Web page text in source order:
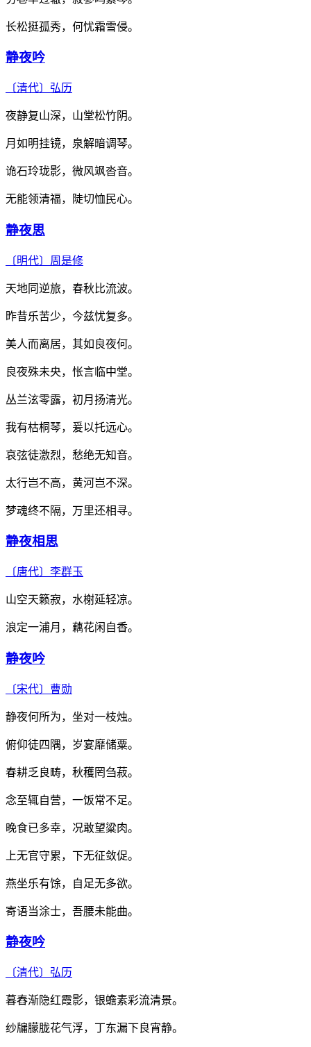
长松挺孤秀，何忧霜雪侵。
静夜吟
〔清代〕 弘历
夜静复山深，山堂松竹阴。
月如明挂镜，泉解暗调琴。
诡石玲珑影，微风飒沓音。
无能领清福，陡切恤民心。
静夜思
〔明代〕 周是修
天地同逆旅，春秋比流波。
昨昔乐苦少，今兹忧复多。
美人而离居，其如良夜何。
良夜殊未央，怅言临中堂。
丛兰泫零露，初月扬清光。
我有枯桐琴，爰以托远心。
哀弦徒激烈，愁绝无知音。
太行岂不高，黄河岂不深。
梦魂终不隔，万里还相寻。
静夜相思
〔唐代〕 李群玉
山空天籁寂，水榭延轻凉。
浪定一浦月，藕花闲自香。
静夜吟
〔宋代〕 曹勋
静夜何所为，坐对一枝烛。
俯仰徒四隅，岁宴靡储粟。
春耕乏良畴，秋穫罔刍菽。
念至辄自营，一饭常不足。
晚食已多幸，况敢望粱肉。
上无官守累，下无征敛促。
燕坐乐有馀，自足无多欲。
寄语当涂士，吾腰未能曲。
静夜吟
〔清代〕 弘历
暮舂渐隐红霞影，银蟾素彩流清景。
纱牖朦胧花气浮，丁东漏下良宵静。